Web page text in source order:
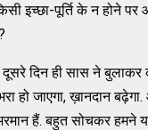
इच्छा-पूर्ति के न होने
दिन ही सास ने बुलाकर
हो जाएगा, ख़ानदान
हैं. बहुत सोचकर हमने